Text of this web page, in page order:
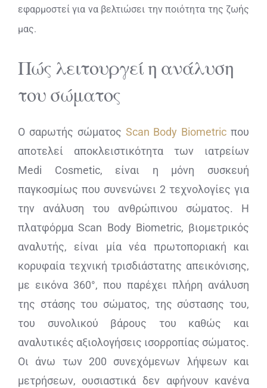
εφαρμοστεί για να βελτιώσει την ποιότητα της ζωής
μας.
Πώς λειτουργεί η ανάλυση
του σώματος
Ο σαρωτής σώματος Scan Body Biometric που
αποτελεί αποκλειστικότητα των ιατρείων
Medi Cosmetic, είναι η μόνη συσκευή
παγκοσμίως που συνενώνει 2 τεχνολογίες για
την ανάλυση του ανθρώπινου σώματος. Η
πλατφόρμα Scan Body Biometric, βιομετρικός
αναλυτής, είναι μία νέα πρωτοποριακή και
κορυφαία τεχνική τρισδιάστατης απεικόνισης,
με εικόνα 360°, που παρέχει πλήρη ανάλυση
της στάσης του σώματος, της σύστασης του,
του συνολικού βάρους του καθώς και
αναλυτικές αξιολογήσεις ισορροπίας σώματος.
Οι άνω των 200 συνεχόμενων λήψεων και
μετρήσεων, ουσιαστικά δεν αφήνουν κανένα